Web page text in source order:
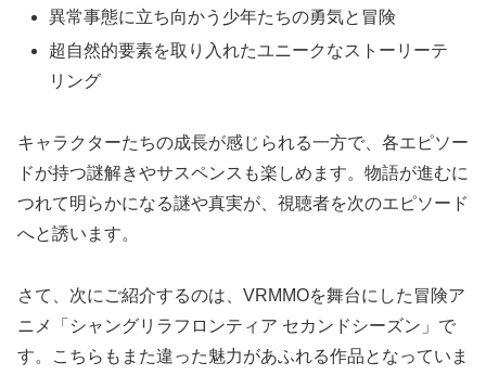
異常事態に立ち向かう少年たちの勇気と冒険
超自然的要素を取り入れたユニークなストーリーテ
リング
キャラクターたちの成長が感じられる一方で、各エピソー
ドが持つ謎解きやサスペンスも楽しめます。物語が進むに
つれて明らかになる謎や真実が、視聴者を次のエピソード
へと誘います。
さて、次にご紹介するのは、VRMMOを舞台にした冒険ア
ニメ「シャングリラフロンティア セカンドシーズン」で
す。こちらもまた違った魅力があふれる作品となっていま